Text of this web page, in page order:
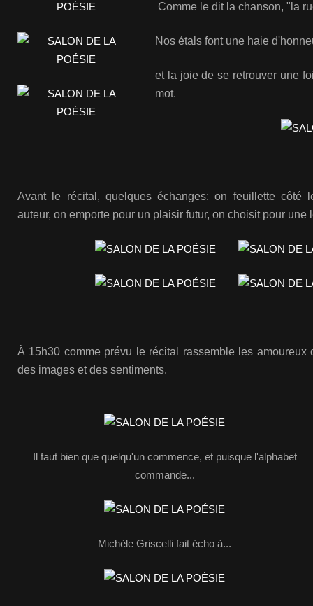
Comme le dit la chanson, "la
Nos étals font une haie
et la joie de se retrouver une
mot.
Avant le récital, quelques échanges: on feuillette côté
auteur, on emporte pour un plaisir futur, on choisit pour une
À 15h30 comme prévu le récital rassemble les amoureux
des images et des sentiments.
Il faut bien que quelqu'un commence, et puisque l'alphabet
commande...
Michèle Griscelli fait écho à...